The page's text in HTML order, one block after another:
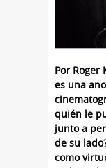
Por Roger
es una
quién le
junto a
de su
como